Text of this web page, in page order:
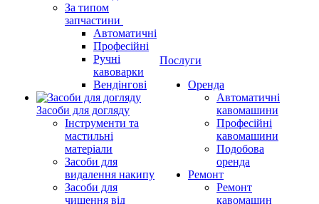
За типом
запчастини
Автоматичні
Професійні
Ручні
кавоварки
Вендінгові
Засоби для догляду
Інструменти та
мастильні
матеріали
Засоби для
видалення накипу
Засоби для
чищення від
Послуги
Оренда
Автоматичні
кавомашини
Професійні
кавомашини
Подобова
оренда
Ремонт
Ремонт
кавомашин